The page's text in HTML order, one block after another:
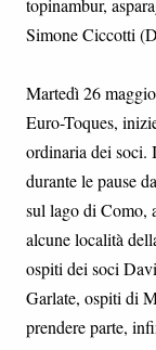
topinambur,
Simone Ciccotti
Martedì 26
Euro-Toques,
ordinaria dei soci.
durante le pause
sul lago di Como,
alcune località
ospiti dei soci
Garlate, ospiti di
prendere parte,